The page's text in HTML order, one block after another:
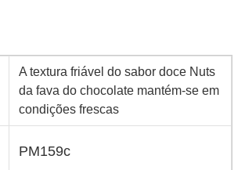
A textura friável do sabor doce Nuts
da fava do chocolate mantém-se em
condições frescas
PM159c